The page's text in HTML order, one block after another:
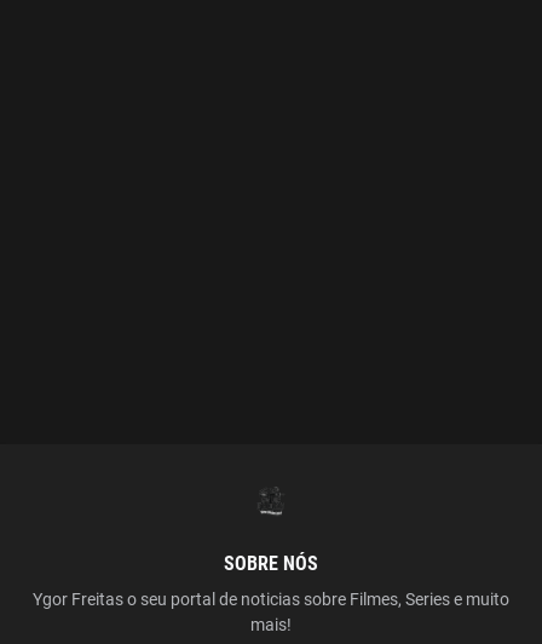
SOBRE NÓS
Ygor Freitas o seu portal de noticias sobre Filmes, Series e muito
mais!